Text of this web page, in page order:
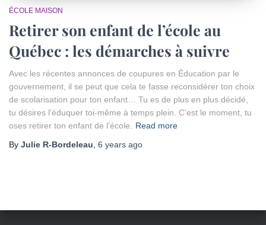
ÉCOLE MAISON
Retirer son enfant de l’école au
Québec : les démarches à suivre
Avec les récentes annonces de coupures en Éducation par le
gouvernement, il se peut que cela te fasse reconsidérer ton choix
de scolarisation pour ton enfant… Tu es de plus en plus décidé,
tu désires l’éduquer toi-même à temps plein. C’est le moment, tu
oses retirer ton enfant de l’école.
Read more
By Julie R-Bordeleau 6 years ago